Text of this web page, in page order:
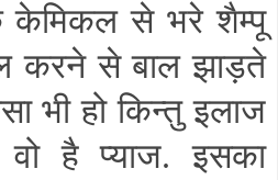
केमिकल से भरे शैम्पू
करने से बाल झाड़ते
भी हो किन्तु इलाज
है प्याज. इसका